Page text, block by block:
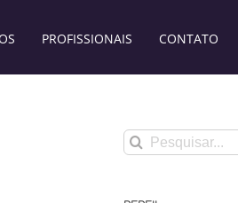
PROFISSIONAIS CONTATO
Buscar
resultados